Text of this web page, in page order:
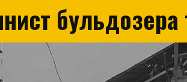
бульдозера